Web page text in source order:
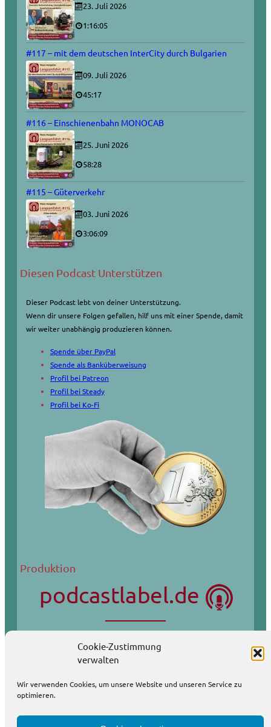
Cookie-Zustimmung
verwalten
Wir verwenden Cookies, um unsere Website und unseren Service zu
optimieren.
23. Juli 2026
1:16:05
#117 – mit dem deutschen InterCity durch Bulgarien
09. Juli 2026
45:17
#116 – Einschienenbahn MONOCAB
25. Juni 2026
58:28
#115 – Güterverkehr
03. Juni 2026
3:06:09
Diesen Podcast Unterstützen
Dieser Podcast lebt von deiner Unterstützung.
Wenn dir unsere Folgen gefallen, hilf uns mit einer Spende, damit
wir weiter unabhängig produzieren können.
Spende über PayPal
Spende als Banküberweisung
Profil bei Patreon
Profil bei Steady
Profil bei Ko-Fi
Produktion
Podcasts eignen sich wunderbar als Öffentlichkeitsarbeit.